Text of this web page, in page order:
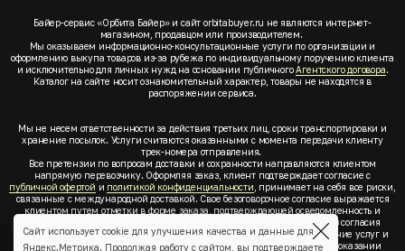
Байер-сервис «Орбита Байер» и сайт orbitabuyer.ru не являются интернет-
магазином, продавцом или производителем.
Мы оказываем информационно-консультационные услуги по организации и
оформлению выкупа товаров из-за рубежа по индивидуальному поручению клиента
и исключительно для личных нужд на основании публичногоАгентского договора.
Каталог на сайте носит ознакомительный характер, товары не находятся в
распоряжении сервиса.
Мы не несем ответственности за действия третьих лиц, сроки транспортировки и
хранение посылок. Услуги считаются оказанными с момента передачи клиенту
трек-номера отправления.
Все претензии по вопросам доставки и сохранности направляются клиентом
напрямую перевозчику. Оформляя заказ, клиент подтверждает согласие с
публичной офертой и политикой конфиденциальности, принимает на себя все риски,
связанные с международной доставкой. Свое безоговорочное согласие выражается
клиентом путем отметки в форме заказа, подтверждающей осведомленность и
согласие клиента со всеми предлагаемыми сервисом условиями. Без согласия
клиента спубличной офертой иполитикой конфиденциальностиоказание услуг и
оформление заказа невозможно. Заключая акцепт условий оферты об оказании
Сайт использует cookie для улучшения качества и данные для
Яндекс.Метрика. Продолжая работу с сайтом, вы подтверждаете